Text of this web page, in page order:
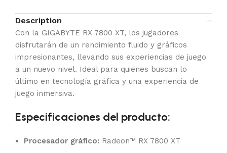
Description
Con la GIGABYTE RX 7800 XT, los jugadores
disfrutarán de un rendimiento fluido y gráficos
impresionantes, llevando sus experiencias de juego
a un nuevo nivel. Ideal para quienes buscan lo
último en tecnología gráfica y una experiencia de
juego inmersiva.
Especificaciones del producto:
Procesador gráfico: Radeon™ RX 7800 XT